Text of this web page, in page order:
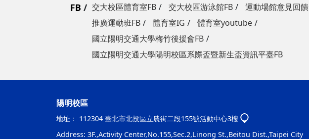
FB 交大校區體育室FB 交大校區游泳館FB
運動場館意見回饋
推廣運動班FB
體育室IG
體育室youtube
國立陽明交通大學梅竹後援會FB
國立陽明交通大學陽明校區系際盃暨新生盃資訊平臺FB
陽明校區
地址： 112304 臺北市北投區立農街二段155號活動中心3樓
Address: 3F.,Activity Center,No.155,Sec.2,Linong St.,Beitou Dist.,Taipei City